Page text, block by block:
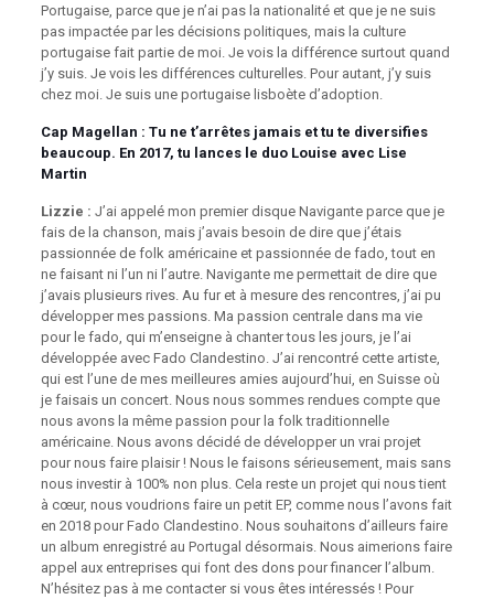
Portugaise, parce que je n’ai pas la nationalité et que je ne suis
pas impactée par les décisions politiques, mais la culture
portugaise fait partie de moi. Je vois la différence surtout quand
j’y suis. Je vois les différences culturelles. Pour autant, j’y suis
chez moi. Je suis une portugaise lisboète d’adoption.
Cap Magellan : Tu ne t’arrêtes jamais et tu te diversifies
beaucoup. En 2017, tu lances le duo Louise avec Lise
Martin
Lizzie : J’ai appelé mon premier disque Navigante parce que je
fais de la chanson, mais j’avais besoin de dire que j’étais
passionnée de folk américaine et passionnée de fado, tout en
ne faisant ni l’un ni l’autre. Navigante me permettait de dire que
j’avais plusieurs rives. Au fur et à mesure des rencontres, j’ai pu
développer mes passions. Ma passion centrale dans ma vie
pour le fado, qui m’enseigne à chanter tous les jours, je l’ai
développée avec Fado Clandestino. J’ai rencontré cette artiste,
qui est l’une de mes meilleures amies aujourd’hui, en Suisse où
je faisais un concert. Nous nous sommes rendues compte que
nous avons la même passion pour la folk traditionnelle
américaine. Nous avons décidé de développer un vrai projet
pour nous faire plaisir ! Nous le faisons sérieusement, mais sans
nous investir à 100% non plus. Cela reste un projet qui nous tient
à cœur, nous voudrions faire un petit EP, comme nous l’avons fait
en 2018 pour Fado Clandestino. Nous souhaitons d’ailleurs faire
un album enregistré au Portugal désormais. Nous aimerions faire
appel aux entreprises qui font des dons pour financer l’album.
N’hésitez pas à me contacter si vous êtes intéressés ! Pour